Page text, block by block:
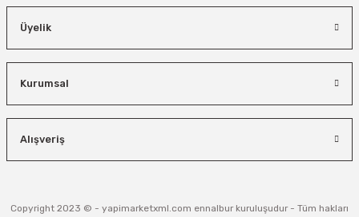
Üyelik
Kurumsal
Alışveriş
Copyright 2023 © - yapimarketxml.com ennalbur kuruluşudur - Tüm hakları